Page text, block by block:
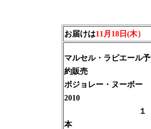
お届けは11月18日(木）
マルセル・ラピエール予
約販売
ボジョレー・ヌーボー
2010
１
本